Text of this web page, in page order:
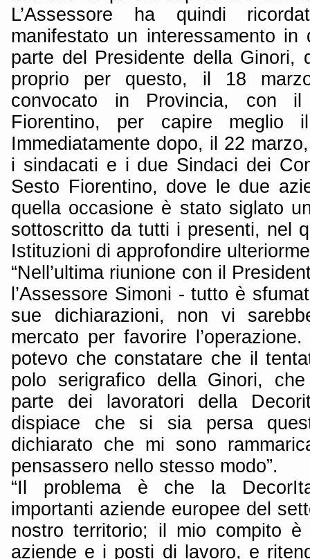
L’Assessore ha quindi
manifestato un interessamento in
parte del Presidente della Ginori,
proprio per questo, il 18
convocato in Provincia, con
Fiorentino, per capire meglio
Immediatamente dopo, il 22
i sindacati e i due Sindaci dei
Sesto Fiorentino, dove le due
quella occasione è stato siglato
sottoscritto da tutti i presenti, nel
Istituzioni di approfondire
“Nell’ultima riunione con il
l’Assessore Simoni - tutto è
sue dichiarazioni, non vi
mercato per favorire
potevo che constatare che il
polo serigrafico della Ginori,
parte dei lavoratori della
dispiace che si sia persa
dichiarato che mi sono
pensassero nello stesso modo”.
“Il problema è che la
importanti aziende europee del
nostro territorio; il mio compito
aziende e i posti di lavoro, e